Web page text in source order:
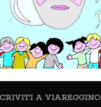
A VIAREGGINO